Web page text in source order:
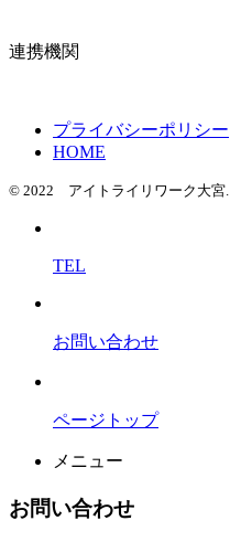
連携機関
プライバシーポリシー
HOME
© 2022 アイトライリワーク大宮.
TEL
お問い合わせ
ページトップ
メニュー
お問い合わせ